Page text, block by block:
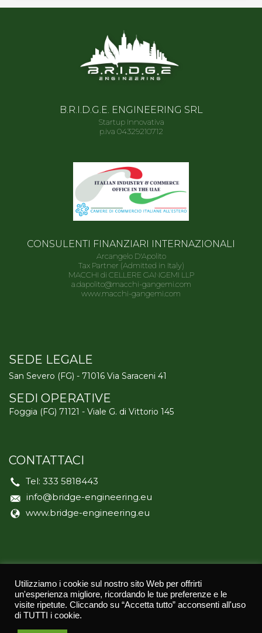
B.R.I.D.G.E. ENGINEERING SRL
Startup Innovativa
p.iva 04329210712
CONSULENTI FINANZIARI INTERNAZIONALI
Arcangelo D'Apolito
Tax Partner (Admitted in Italy)
MACCHI di CELLERE GANGEMI LLP
a.dapolito@macchi-gangemi.com
www.macchi-gangemi.com
SEDE LEGALE
San Severo (FG) - 71016 Via Saraceni 41
SEDI OPERATIVE
Foggia (FG) 71121 - Viale G. di Vittorio 145
CONTATTACI
Tel: 333 5818443
info@bridge-engineering.eu
www.bridge-engineering.eu
© 2021BRIDGE ENGINEERING| TUTTI I DIRITTI RISERVATI
| PRIVACY POLICY | CREDITS:ASERNET
Utilizziamo i cookie sul nostro sito Web per offrirti
un'esperienza migliore, ricordando le tue preferenze e le
visite ripetute. Cliccando su “Accetta tutto” acconsenti all'uso
di TUTTI i cookie.